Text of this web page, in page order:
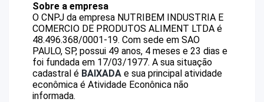
Sobre a empresa
O CNPJ da empresa NUTRIBEM INDUSTRIA E
COMERCIO DE PRODUTOS ALIMENT LTDA é
48.496.368/0001-19. Com sede em SAO
PAULO, SP, possui 49 anos, 4 meses e 23 dias e
foi fundada em 17/03/1977. A sua situação
cadastral é BAIXADA e sua principal atividade
econômica é Atividade Econônica não
informada.